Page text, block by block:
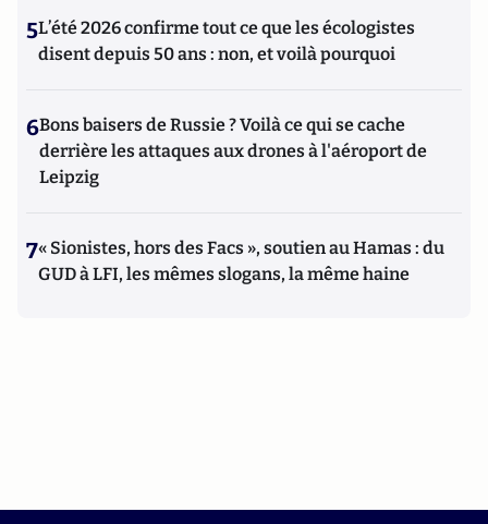
5L’été 2026 confirme tout ce que les écologistes
disent depuis 50 ans : non, et voilà pourquoi
6Bons baisers de Russie ? Voilà ce qui se cache
derrière les attaques aux drones à l'aéroport de
Leipzig
7« Sionistes, hors des Facs », soutien au Hamas : du
GUD à LFI, les mêmes slogans, la même haine